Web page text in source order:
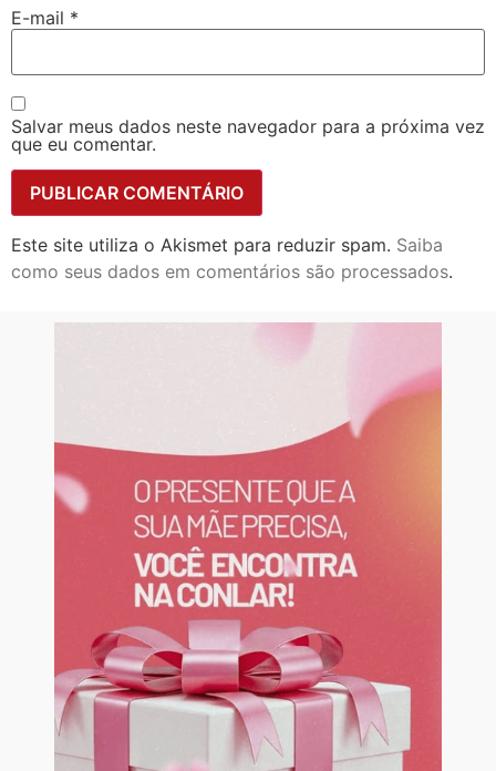
E-mail *
Salvar meus dados neste navegador para a próxima vez
que eu comentar.
Este site utiliza o Akismet para reduzir spam. Saiba
como seus dados em comentários são processados.